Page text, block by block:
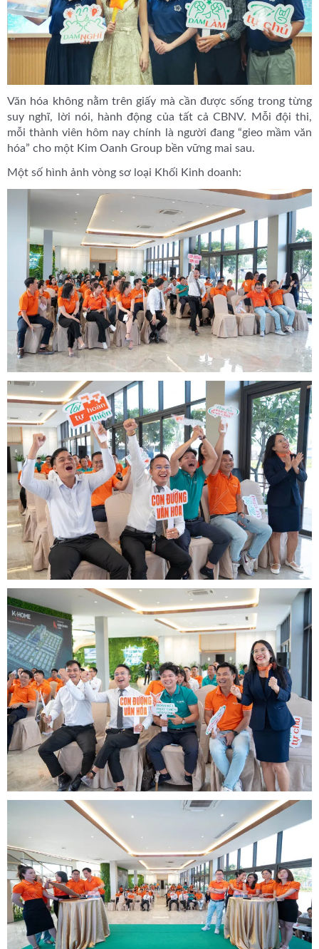
Văn hóa không nằm trên giấy mà cần được sống trong từng
suy nghĩ, lời nói, hành động của tất cả CBNV. Mỗi đội thi,
mỗi thành viên hôm nay chính là người đang “gieo mầm văn
hóa” cho một Kim Oanh Group bền vững mai sau.
Một số hình ảnh vòng sơ loại Khối Kinh doanh: